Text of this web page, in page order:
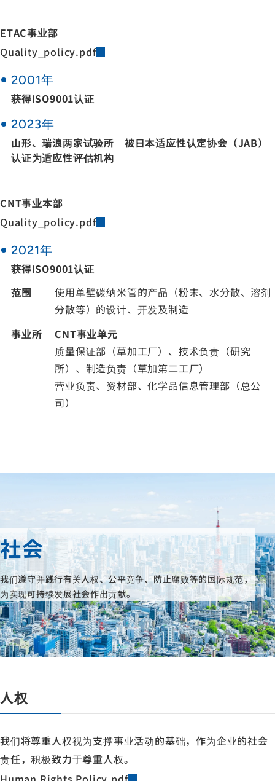
ETAC事业部
Quality_policy.pdf
2001年
获得ISO9001认证
2023年
山形、瑞浪两家试验所 被日本适应性认定协会（JAB）
认证为适应性评估机构
CNT事业本部
Quality_policy.pdf
2021年
获得ISO9001认证
范围
使用单壁碳纳米管的产品（粉末、水分散、溶剂
分散等）的设计、开发及制造
事业所
CNT事业单元
质量保证部（草加工厂）、技术负责（研究
所）、制造负责（草加第二工厂）
营业负责、资材部、化学品信息管理部（总公
司）
社会
我们遵守并践行有关人权、公平竞争、防止腐败等的国际规范，
为实现可持续发展社会作出贡献。
人权
我们将尊重人权视为支撑事业活动的基础，作为企业的社会
责任，积极致力于尊重人权。